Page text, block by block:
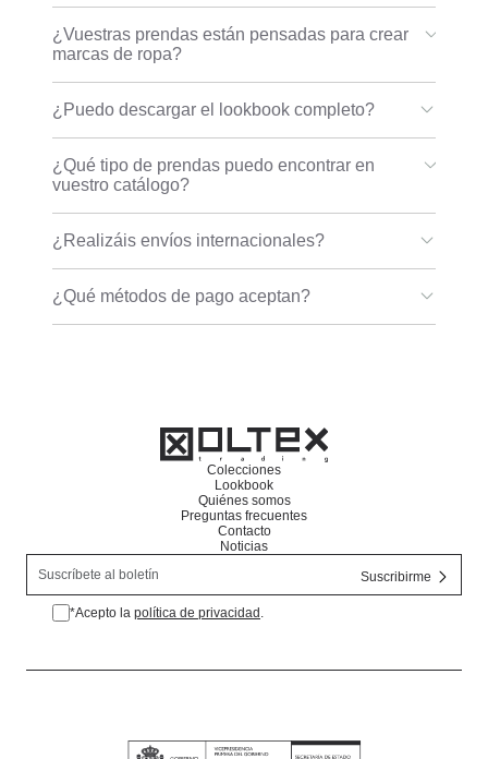
¿Vuestras prendas están pensadas para crear
marcas de ropa?
¿Puedo descargar el lookbook completo?
¿Qué tipo de prendas puedo encontrar en
vuestro catálogo?
¿Realizáis envíos internacionales?
¿Qué métodos de pago aceptan?
Colecciones
Lookbook
Quiénes somos
Preguntas frecuentes
Contacto
Noticias
*Acepto la política de privacidad.
*Acepto la política de privacidad .